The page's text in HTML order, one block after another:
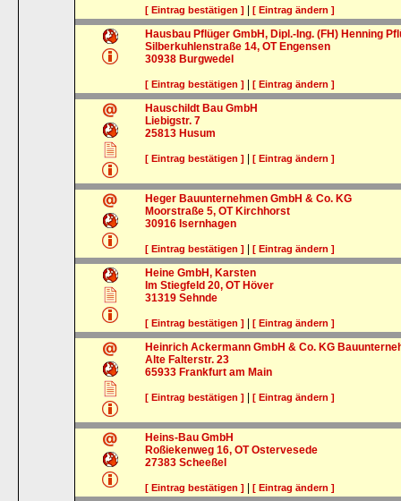
[ Eintrag bestätigen ] |[ Eintrag ändern ]
Hausbau Pflüger GmbH, Dipl.-Ing. (FH) Henning
Silberkuhlenstraße 14, OT Engensen
30938 Burgwedel
[ Eintrag bestätigen ] |[ Eintrag ändern ]
Hauschildt Bau GmbH
Liebigstr. 7
25813 Husum
[ Eintrag bestätigen ] |[ Eintrag ändern ]
Heger Bauunternehmen GmbH & Co. KG
Moorstraße 5, OT Kirchhorst
30916 Isernhagen
[ Eintrag bestätigen ] |[ Eintrag ändern ]
Heine GmbH, Karsten
Im Stiegfeld 20, OT Höver
31319 Sehnde
[ Eintrag bestätigen ] |[ Eintrag ändern ]
Heinrich Ackermann GmbH & Co. KG
Alte Falterstr. 23
65933 Frankfurt am Main
[ Eintrag bestätigen ] |[ Eintrag ändern ]
Heins-Bau GmbH
Roßiekenweg 16, OT Ostervesede
27383 Scheeßel
[ Eintrag bestätigen ] |[ Eintrag ändern ]